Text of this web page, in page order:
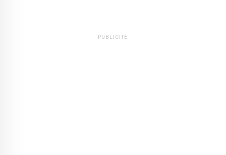
PUBLICITÉ